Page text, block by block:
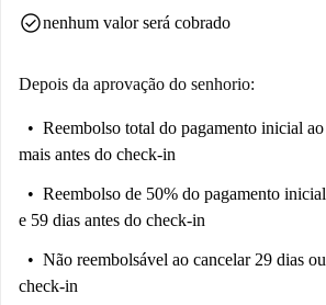
check_circlenenhum valor será cobrado
Depois da aprovação do senhorio:
Reembolso total do pagamento inicial
mais antes do check-in
Reembolso de 50% do pagamento inicial
e 59 dias antes do check-in
Não reembolsável ao cancelar 29 dias
check-in